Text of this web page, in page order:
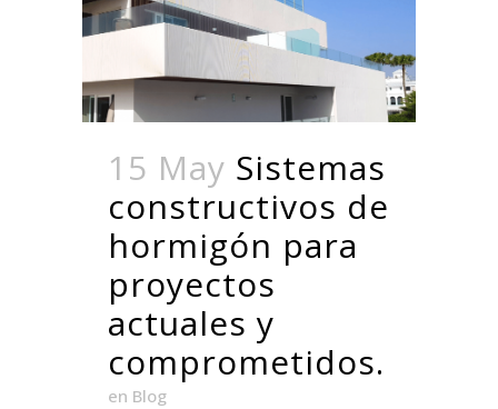
15 May Sistemas
constructivos de
hormigón para
proyectos
actuales y
comprometidos.
en Blog